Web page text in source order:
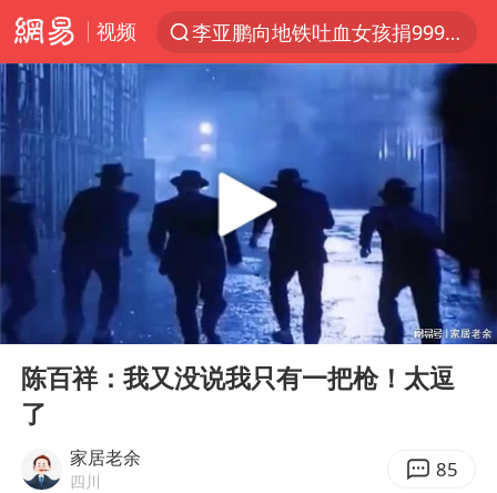
视频
李亚鹏向地铁吐血女孩捐99999元
服务提质，内需扩容有保障
官方通报传销头目出狱办书院
普京宣布多项人事调整
台风白海豚可能在浙江登陆
美股收盘：道指再创历史新高
人贩子“梅姨”真实姓名曝光
强台风白海豚逐渐向我国靠近
被一条街帮助的“煎饼叔叔”去世
“老头乐”悬挂“蒙H好几个8”上路
Play
00:40
陈百祥：我又没说我只有一把枪！太逗
了
家居老余
四川 85